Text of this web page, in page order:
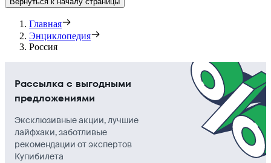
Главная
Энциклопедия
Россия
Рассылка с выгодными
предложениями
Эксклюзивные акции, лучшие
лайфхаки, заботливые
рекомендации от экспертов
Купибилета